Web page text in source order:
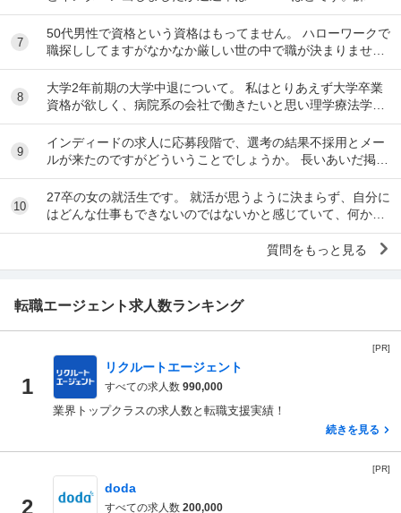
点を洗い出すなど次に向けて出来ることに...
7
50代男性で資格という資格はもってません。 ハローワークで
職探ししてますがなかなか厳しい世の中で職が決まりませ
ん。 前の会社は閉鎖したため、やむなく無...
8
大学2年前期の大学中退について。 私はとりあえず大学卒業
資格が欲しく、病院系の会社で働きたいと思い理学療法学科
へ入りました。 しかし、そのモチベーションだ...
9
インディードの求人に応募段階で、選考の結果不採用とメー
ルが来たのですがどういうことでしょうか。 長いあいだ掲載
されている求人です。
10
27卒の女の就活生です。 就活が思うように決まらず、自分に
はどんな仕事もできないのではないかと感じていて、何かの
病気なのではないかと不安になっています。 ...
質問をもっと見る
転職エージェント求人数ランキング
[PR]
1
リクルートエージェント
すべての求人数 990,000
業界トップクラスの求人数と転職支援実績！
続きを見る
[PR]
2
doda
すべての求人数 200,000